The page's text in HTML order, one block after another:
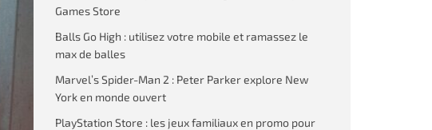
Games Store
Balls Go High : utilisez votre mobile et ramassez le
max de balles
Marvel’s Spider-Man 2 : Peter Parker explore New
York en monde ouvert
PlayStation Store : les jeux familiaux en promo pour